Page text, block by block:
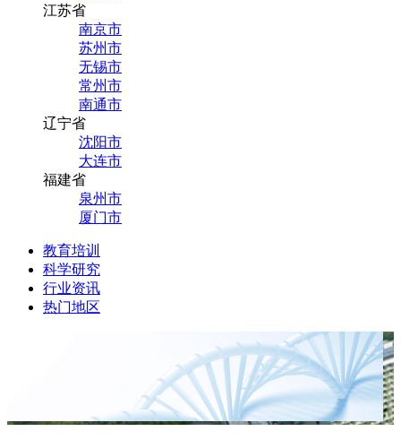
江苏省
南京市
苏州市
无锡市
常州市
南通市
辽宁省
沈阳市
大连市
福建省
泉州市
厦门市
教育培训
科学研究
行业资讯
热门地区